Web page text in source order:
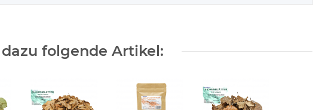
folgende Artikel: